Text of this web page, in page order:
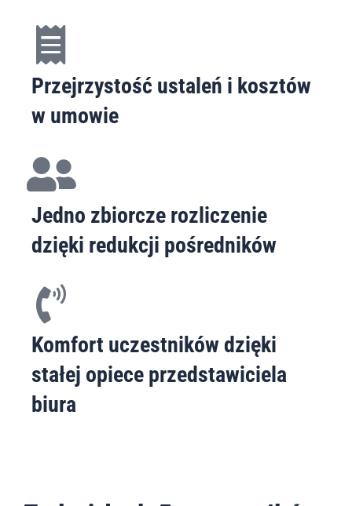
Przejrzystość ustaleń i kosztów
w umowie
Jedno zbiorcze rozliczenie
dzięki redukcji pośredników
Komfort uczestników dzięki
stałej opiece przedstawiciela
biura